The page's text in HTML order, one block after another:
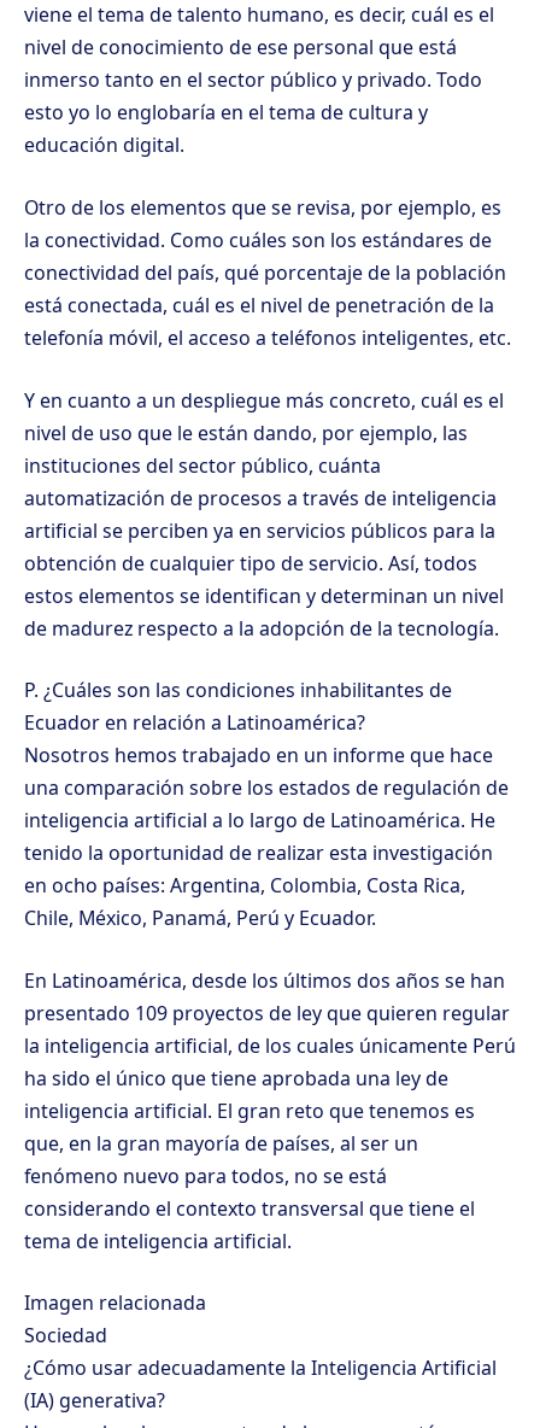
viene el tema de talento humano, es decir, cuál es el
nivel de conocimiento de ese personal que está
inmerso tanto en el sector público y privado. Todo
esto yo lo englobaría en el tema de cultura y
educación digital.
Otro de los elementos que se revisa, por ejemplo, es
la conectividad. Como cuáles son los estándares de
conectividad del país, qué porcentaje de la población
está conectada, cuál es el nivel de penetración de la
telefonía móvil, el acceso a teléfonos inteligentes, etc.
Y en cuanto a un despliegue más concreto, cuál es el
nivel de uso que le están dando, por ejemplo, las
instituciones del sector público, cuánta
automatización de procesos a través de inteligencia
artificial se perciben ya en servicios públicos para la
obtención de cualquier tipo de servicio. Así, todos
estos elementos se identifican y determinan un nivel
de madurez respecto a la adopción de la tecnología.
P. ¿Cuáles son las condiciones inhabilitantes de
Ecuador en relación a Latinoamérica?
Nosotros hemos trabajado en un informe que hace
una comparación sobre los estados de regulación de
inteligencia artificial a lo largo de Latinoamérica. He
tenido la oportunidad de realizar esta investigación
en ocho países: Argentina, Colombia, Costa Rica,
Chile, México, Panamá, Perú y Ecuador.
En Latinoamérica, desde los últimos dos años se han
presentado 109 proyectos de ley que quieren regular
la inteligencia artificial, de los cuales únicamente Perú
ha sido el único que tiene aprobada una ley de
inteligencia artificial. El gran reto que tenemos es
que, en la gran mayoría de países, al ser un
fenómeno nuevo para todos, no se está
considerando el contexto transversal que tiene el
tema de inteligencia artificial.
Imagen relacionada
Sociedad
¿Cómo usar adecuadamente la Inteligencia Artificial
(IA) generativa?